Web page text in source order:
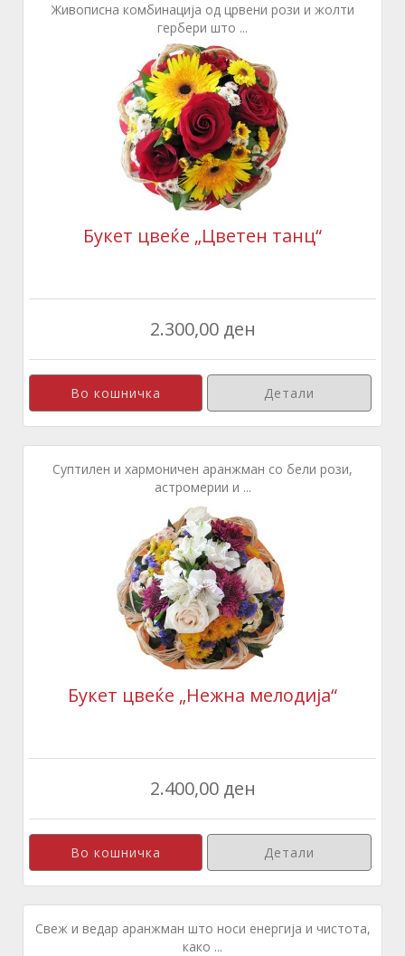
Живописна комбинација од црвени рози и жолти
гербери што ...
Букет цвеќе „Цветен танц“
2.300,00 ден
Детали
Суптилен и хармоничен аранжман со бели рози,
астромерии и ...
Букет цвеќе „Нежна мелодија“
2.400,00 ден
Детали
Свеж и ведар аранжман што носи енергија и чистота,
како ...